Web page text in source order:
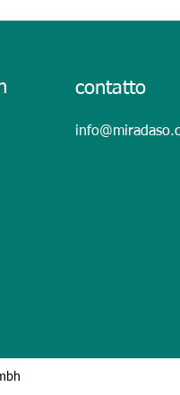
contatto